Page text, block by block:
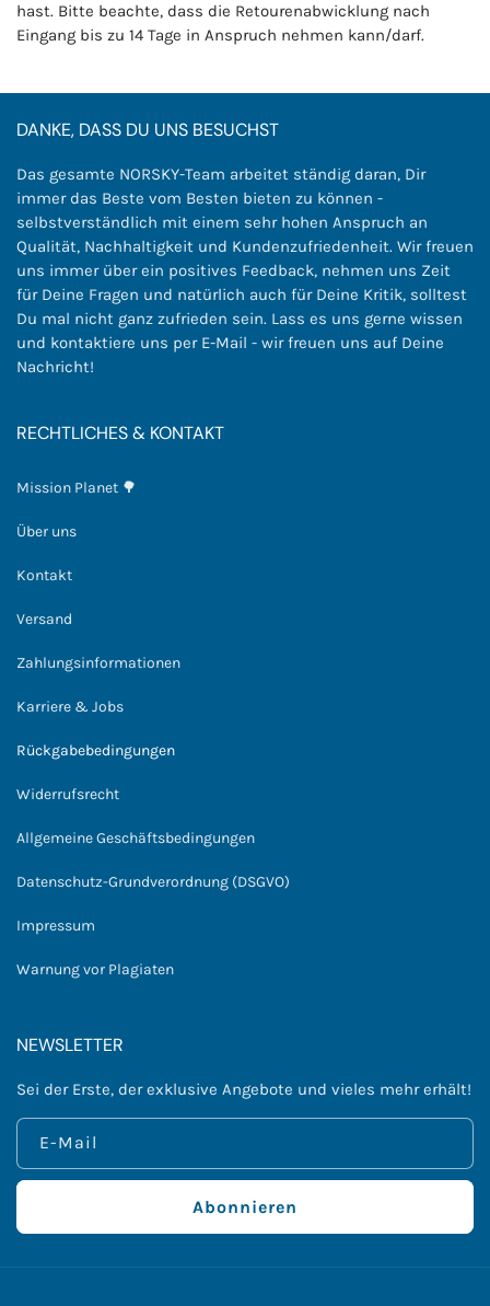
hast. Bitte beachte, dass die Retourenabwicklung nach
Eingang bis zu 14 Tage in Anspruch nehmen kann/darf.
DANKE, DASS DU UNS BESUCHST
Das gesamte NORSKY-Team arbeitet ständig daran, Dir
immer das Beste vom Besten bieten zu können -
selbstverständlich mit einem sehr hohen Anspruch an
Qualität, Nachhaltigkeit und Kundenzufriedenheit. Wir freuen
uns immer über ein positives Feedback, nehmen uns Zeit
für Deine Fragen und natürlich auch für Deine Kritik, solltest
Du mal nicht ganz zufrieden sein. Lass es uns gerne wissen
und kontaktiere uns per E-Mail - wir freuen uns auf Deine
Nachricht!
RECHTLICHES & KONTAKT
Mission Planet 🌳
Über uns
Kontakt
Versand
Zahlungsinformationen
Karriere & Jobs
Rückgabebedingungen
Widerrufsrecht
Allgemeine Geschäftsbedingungen
Datenschutz-Grundverordnung (DSGVO)
Impressum
Warnung vor Plagiaten
NEWSLETTER
Sei der Erste, der exklusive Angebote und vieles mehr erhält!
E-Mail
Abonnieren